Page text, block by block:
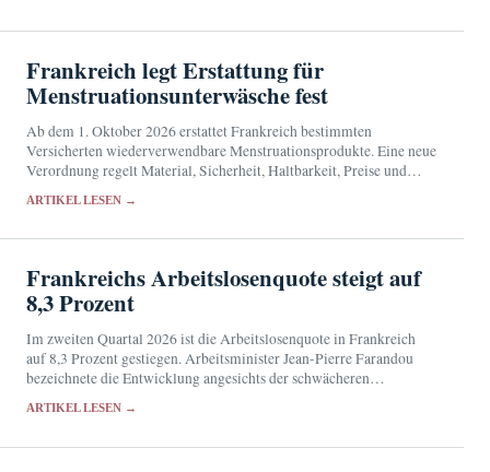
Frankreich legt Erstattung für
Menstruationsunterwäsche fest
Ab dem 1. Oktober 2026 erstattet Frankreich bestimmten
Versicherten wiederverwendbare Menstruationsprodukte. Eine neue
Verordnung regelt Material, Sicherheit, Haltbarkeit, Preise und
ARTIKEL LESEN →
Frankreichs Arbeitslosenquote steigt auf
8,3 Prozent
Im zweiten Quartal 2026 ist die Arbeitslosenquote in Frankreich
auf 8,3 Prozent gestiegen. Arbeitsminister Jean-Pierre Farandou
bezeichnete die Entwicklung angesichts der schwächeren
ARTIKEL LESEN →